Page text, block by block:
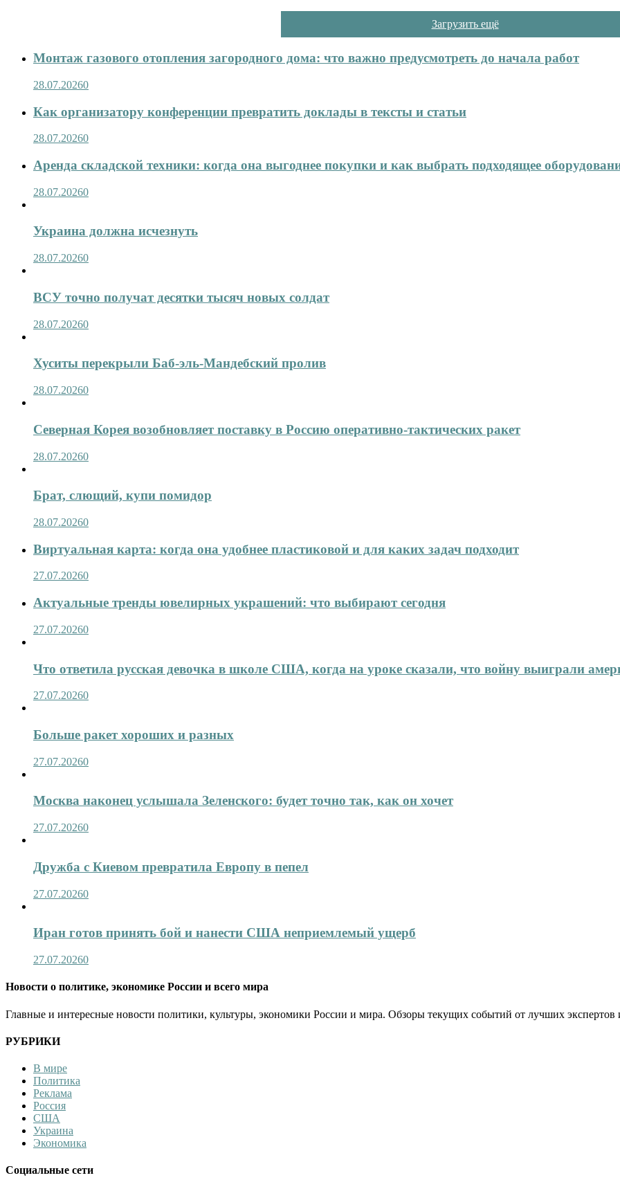
Загрузить ещё
Монтаж газового отопления загородного дома: что важно предусмотреть до начала работ
28.07.20260
Как организатору конференции превратить доклады в тексты и статьи
28.07.20260
Аренда складской техники: когда она выгоднее покупки и как выбрать подходящее
28.07.20260
Украина должна исчезнуть
28.07.20260
ВСУ точно получат десятки тысяч новых солдат
28.07.20260
Хуситы перекрыли Баб-эль-Мандебский пролив
28.07.20260
Северная Корея возобновляет поставку в Россию оперативно-тактических ракет
28.07.20260
Брат, слющий, купи помидор
28.07.20260
Виртуальная карта: когда она удобнее пластиковой и для каких задач подходит
27.07.20260
Актуальные тренды ювелирных украшений: что выбирают сегодня
27.07.20260
Что ответила русская девочка в школе США, когда на уроке сказали, что войну выиграли
27.07.20260
Больше ракет хороших и разных
27.07.20260
Москва наконец услышала Зеленского: будет точно так, как он хочет
27.07.20260
Дружба с Киевом превратила Европу в пепел
27.07.20260
Иран готов принять бой и нанести США неприемлемый ущерб
27.07.20260
Новости о политике, экономике России и всего мира
Главные и интересные новости политики, культуры, экономики России и мира. Обзоры текущих событий от лучших экспертов
РУБРИКИ
В мире
Политика
Реклама
Россия
США
Украина
Экономика
Социальные сети